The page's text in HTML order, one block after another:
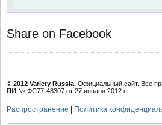
Share on Facebook
© 2012 Variety Russia. Официальный сайт. Все
ПИ № ФС77-48307 от 27 января 2012 г.
Распространение Политика